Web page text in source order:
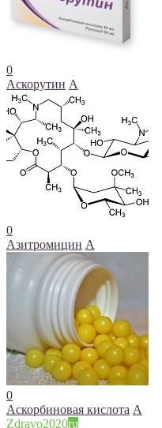
0
Аскорутин А
0
Азитромицин А
0
Аскорбиновая кислота А
Zdravo2020ru